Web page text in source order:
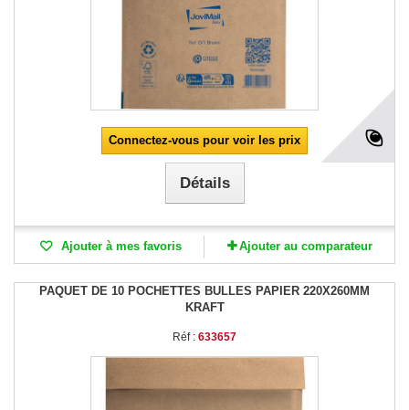
Connectez-vous pour voir les prix
Détails
Ajouter à mes favoris Ajouter au comparateur
PAQUET DE 10 POCHETTES BULLES PAPIER 220X260MM
KRAFT
Réf : 633657